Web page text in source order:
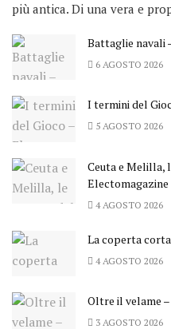
più antica. Di una vera e
Battaglie navali
6 AGOSTO 2026
I termini del
5 AGOSTO 2026
Ceuta e Melilla,
Electomagazine
4 AGOSTO 2026
La coperta corta
4 AGOSTO 2026
Oltre il velame –
3 AGOSTO 2026